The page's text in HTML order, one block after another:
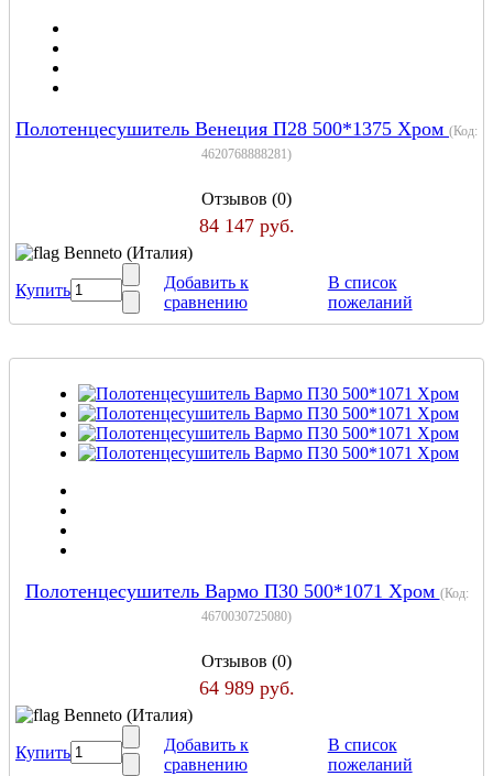
Полотенцесушитель Венеция П28 500*1375 Хром (Код:
4620768888281)
Отзывов (0)
84 147 руб.
Benneto (Италия)
Купить
Добавить к
сравнению
В список
пожеланий
Полотенцесушитель Вармо П30 500*1071 Хром (Код:
4670030725080)
Отзывов (0)
64 989 руб.
Benneto (Италия)
Купить
Добавить к
сравнению
В список
пожеланий